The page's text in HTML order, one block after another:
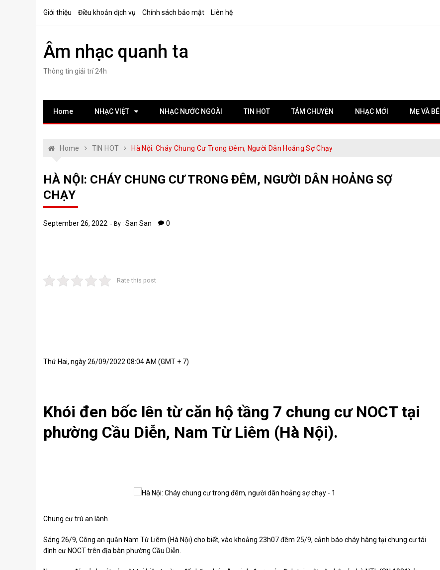
Giới thiệu Điều khoản dịch vụ Chính sách bảo mật Liên hệ
Âm nhạc quanh ta
Thông tin giải trí 24h
Home NHẠC VIỆT NHẠC NƯỚC NGOÀI TIN HOT TÁM CHUYỆN NHẠC MỚI MẸ VÀ BÉ
Home TIN HOT Hà Nội: Cháy Chung Cư Trong Đêm, Người Dân Hoảng Sợ Chạy
HÀ NỘI: CHÁY CHUNG CƯ TRONG ĐÊM, NGƯỜI DÂN HOẢNG SỢ
CHẠY
September 26, 2022 By : San San 0
Rate this post
Thứ Hai, ngày 26/09/2022 08:04 AM (GMT + 7)
Khói đen bốc lên từ căn hộ tầng 7 chung cư NOCT tại
phường Cầu Diễn, Nam Từ Liêm (Hà Nội).
Chung cư trú an lành.
Sáng 26/9, Công an quận Nam Từ Liêm (Hà Nội) cho biết, vào khoảng 23h07 đêm 25/9, cảnh báo cháy hàng tại chung cư tái
định cư NOCT trên địa bàn phường Cầu Diễn.